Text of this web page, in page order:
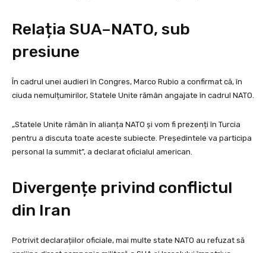
Relația SUA–NATO, sub
presiune
În cadrul unei audieri în Congres, Marco Rubio a confirmat că, în
ciuda nemulțumirilor, Statele Unite rămân angajate în cadrul NATO.
„Statele Unite rămân în alianța NATO și vom fi prezenți în Turcia
pentru a discuta toate aceste subiecte. Președintele va participa
personal la summit”, a declarat oficialul american.
Divergențe privind conflictul
din Iran
Potrivit declarațiilor oficiale, mai multe state NATO au refuzat să